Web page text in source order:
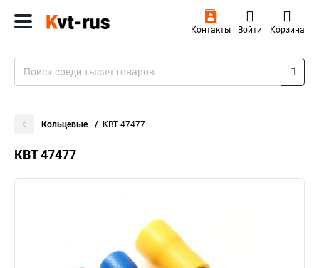
Контакты Войти Корзина
Кольцевые КВТ 47477
КВТ 47477